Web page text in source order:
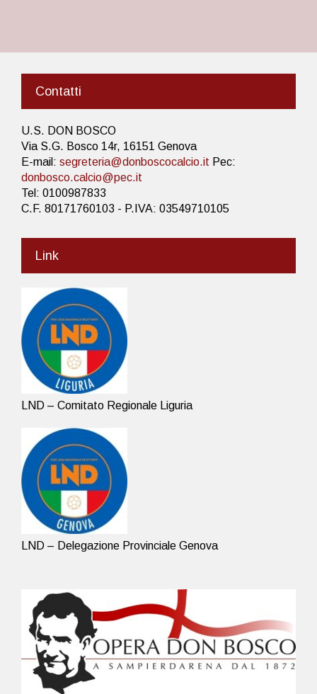
Contatti
U.S. DON BOSCO
Via S.G. Bosco 14r, 16151 Genova
E-mail: segreteria@donboscocalcio.it Pec:
donbosco.calcio@pec.it
Tel: 0100987833
C.F. 80171760103 - P.IVA: 03549710105
Link
LND – Comitato Regionale Liguria
LND – Delegazione Provinciale Genova